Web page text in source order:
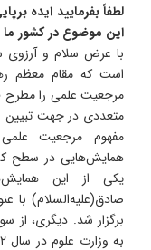
لطفاً بفرمایید ایده
این موضوع در کشور
با عرض سلام و آرزوی
مرجعیت علمی را مطرح
متعددی در جهت تبیین
مفهوم مرجعیت
همایش‌هایی در سطح
یکی از این
برگزار شد. دیگری، از